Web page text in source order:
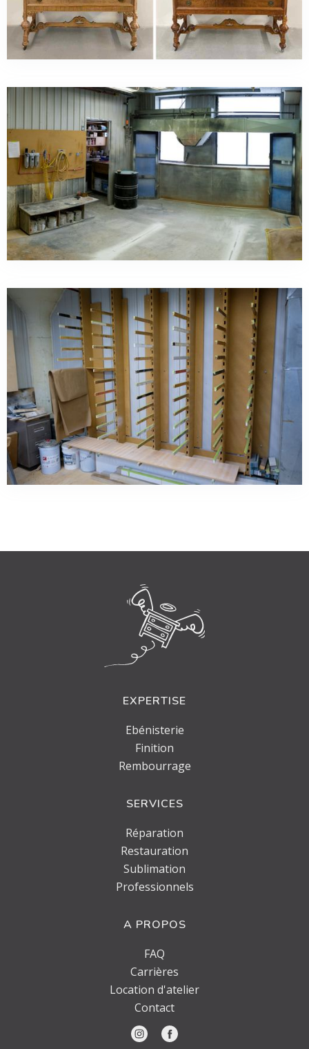
EXPERTISE
Ebénisterie
Finition
Rembourrage
SERVICES
Réparation
Restauration
Sublimation
Professionnels
A PROPOS
FAQ
Carrières
Location d'atelier
Contact